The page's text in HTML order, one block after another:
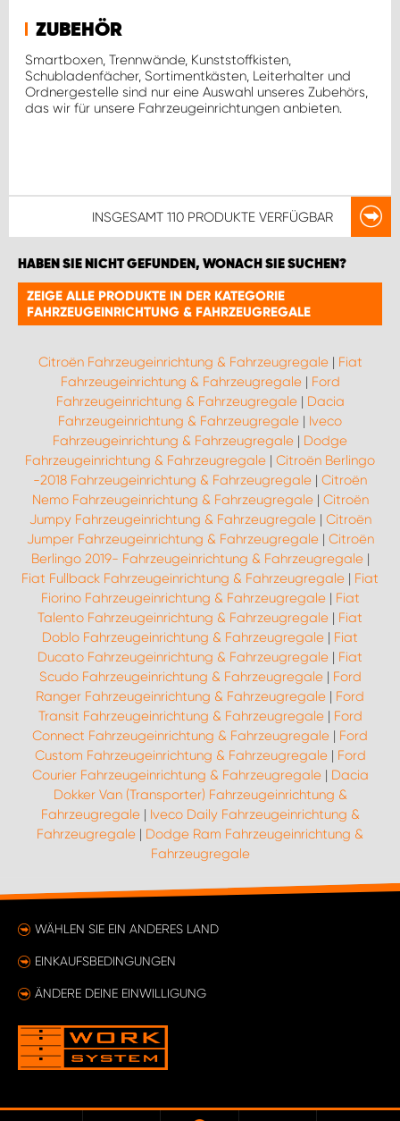
ZUBEHÖR
Smartboxen, Trennwände, Kunststoffkisten,
Schubladenfächer, Sortimentkästen, Leiterhalter und
Ordnergestelle sind nur eine Auswahl unseres Zubehörs,
das wir für unsere Fahrzeugeinrichtungen anbieten.
INSGESAMT 110 PRODUKTE VERFÜGBAR
HABEN SIE NICHT GEFUNDEN, WONACH SIE SUCHEN?
ZEIGE ALLE PRODUKTE IN DER KATEGORIE
FAHRZEUGEINRICHTUNG & FAHRZEUGREGALE
Citroën Fahrzeugeinrichtung & Fahrzeugregale| Fiat
Fahrzeugeinrichtung & Fahrzeugregale| Ford
Fahrzeugeinrichtung & Fahrzeugregale| Dacia
Fahrzeugeinrichtung & Fahrzeugregale | Iveco
Fahrzeugeinrichtung & Fahrzeugregale | Dodge
Fahrzeugeinrichtung & Fahrzeugregale | Citroën Berlingo
-2018 Fahrzeugeinrichtung & Fahrzeugregale | Citroën
Nemo Fahrzeugeinrichtung & Fahrzeugregale| Citroën
Jumpy Fahrzeugeinrichtung & Fahrzeugregale| Citroën
Jumper Fahrzeugeinrichtung & Fahrzeugregale| Citroën
Berlingo 2019- Fahrzeugeinrichtung & Fahrzeugregale|
Fiat Fullback Fahrzeugeinrichtung & Fahrzeugregale | Fiat
Fiorino Fahrzeugeinrichtung & Fahrzeugregale| Fiat
Talento Fahrzeugeinrichtung & Fahrzeugregale | Fiat
Doblo Fahrzeugeinrichtung & Fahrzeugregale | Fiat
Ducato Fahrzeugeinrichtung & Fahrzeugregale | Fiat
Scudo Fahrzeugeinrichtung & Fahrzeugregale| Ford
Ranger Fahrzeugeinrichtung & Fahrzeugregale | Ford
Transit Fahrzeugeinrichtung & Fahrzeugregale| Ford
Connect Fahrzeugeinrichtung & Fahrzeugregale | Ford
Custom Fahrzeugeinrichtung & Fahrzeugregale| Ford
Courier Fahrzeugeinrichtung & Fahrzeugregale| Dacia
Dokker Van (Transporter) Fahrzeugeinrichtung &
Fahrzeugregale| Iveco Daily Fahrzeugeinrichtung &
Fahrzeugregale | Dodge Ram Fahrzeugeinrichtung &
Fahrzeugregale
WÄHLEN SIE EIN ANDERES LAND
EINKAUFSBEDINGUNGEN
ÄNDERE DEINE EINWILLIGUNG